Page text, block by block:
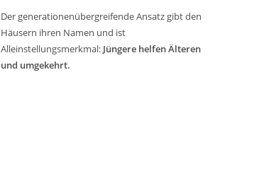
Der generationenübergreifende Ansatz gibt den
Häusern ihren Namen und ist
Alleinstellungsmerkmal: Jüngere helfen Älteren
und umgekehrt.